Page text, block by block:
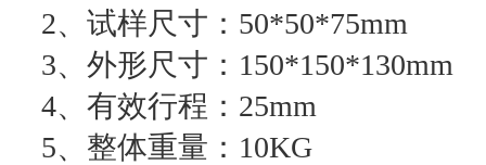
2、试样尺寸：50*50*75mm
3、外形尺寸：150*150*130mm
4、有效行程：25mm
5、整体重量：10KG